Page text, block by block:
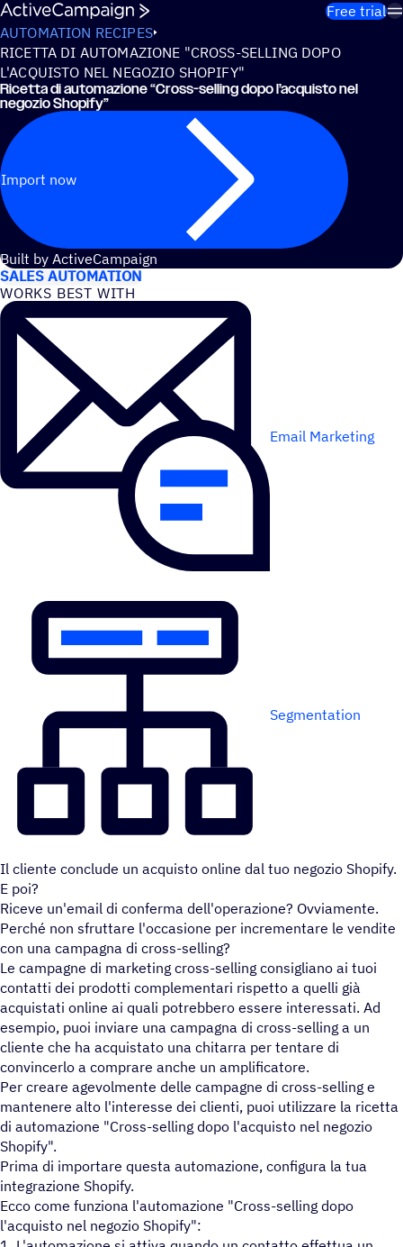
Skip to content
Free trial
AUTOMATION RECIPES
RICETTA DI AUTOMAZIONE "CROSS-SELLING DOPO
L'ACQUISTO NEL NEGOZIO SHOPIFY"
Ricetta di automazione“Cross-selling dopo l’acquisto nel
negozio Shopify”
Import now
Built by ActiveCampaign
USE CASES
SALES AUTOMATION
WORKS BEST WITH
Email Marketing
Segmentation
Il cliente conclude un acquisto online dal tuo negozio Shopify.
E poi?
Riceve un'email di conferma dell'operazione? Ovviamente.
Perché non sfruttare l'occasione per incrementare le vendite
con una campagna di cross-selling?
Le campagne di marketing cross-selling consigliano ai tuoi
contatti dei prodotti complementari rispetto a quelli già
acquistati online ai quali potrebbero essere interessati. Ad
esempio, puoi inviare una campagna di cross-selling a un
cliente che ha acquistato una chitarra per tentare di
convincerlo a comprare anche un amplificatore.
Per creare agevolmente delle campagne di cross-selling e
mantenere alto l'interesse dei clienti, puoi utilizzare la ricetta
di automazione "Cross-selling dopo l'acquisto nel negozio
Shopify".
Prima di importare questa automazione, configura la tua
integrazione Shopify.
Ecco come funziona l'automazione "Cross-selling dopo
l'acquisto nel negozio Shopify":